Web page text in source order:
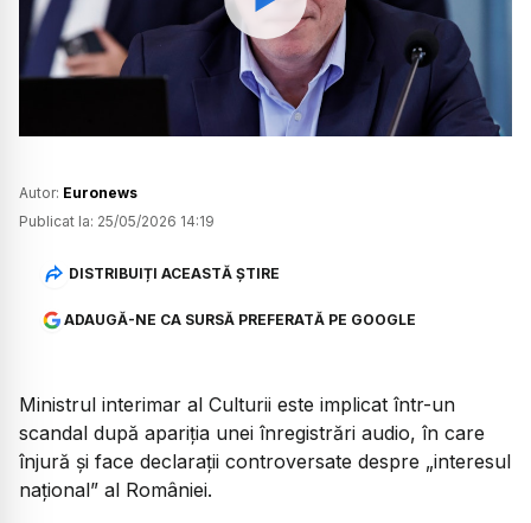
Watch
Autor: Euronews
Publicat la: 25/05/2026 14:19
DISTRIBUIȚI ACEASTĂ ȘTIRE
ADAUGĂ-NE CA SURSĂ PREFERATĂ PE GOOGLE
Ministrul interimar al Culturii este implicat într-un
scandal după apariția unei înregistrări audio, în care
înjură și face declarații controversate despre „interesul
național” al României.